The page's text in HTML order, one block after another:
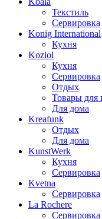
Текстиль
Сервировка
Konig International
Кухня
Koziol
Кухня
Сервировка
Отдых
Товары для
Для дома
Kreafunk
Отдых
Для дома
KunstWerk
Кухня
Сервировка
Kvetna
Сервировка
La Rochere
Сервировка